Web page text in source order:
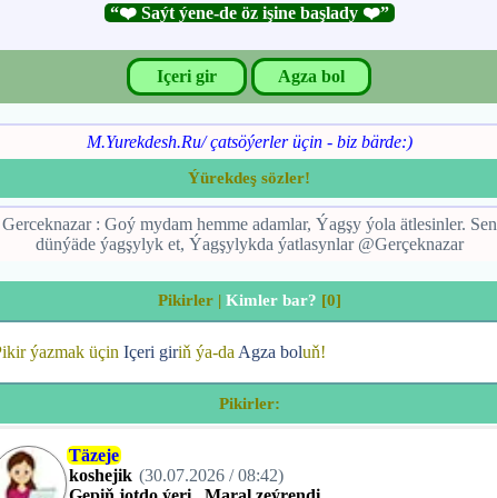
“❤️ Saýt ýene-de öz işine başlady ❤️”
Içeri gir Agza bol
M.Yurekdesh.Ru/ çatsöýerler üçin - biz bärde:)
Ýürekdeş sözler!
Gerceknazar : Goý mydam hemme adamlar, Ýagşy ýola ätlesinler. Sen
dünýäde ýagşylyk et, Ýagşylykda ýatlasynlar @Gerçeknazar
Pikirler| Kimler bar? [0]
ýazmak üçin Içeri giriň ýa-da Agza boluň!
Pikirler:
Täzeje
koshejik (30.07.2026 / 08:42)